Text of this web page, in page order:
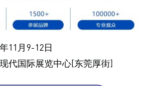
11月9-12日
代国际展览中心[东莞厚街]